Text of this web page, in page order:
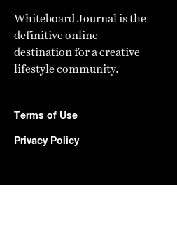
Whiteboard Journal is the
definitive online
destination for a creative
lifestyle community.
Terms of Use
Privacy Policy